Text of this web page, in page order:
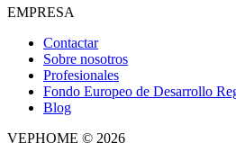
EMPRESA
Contactar
Sobre nosotros
Profesionales
Fondo Europeo de Desarrollo
Blog
VEPHOME © 2026